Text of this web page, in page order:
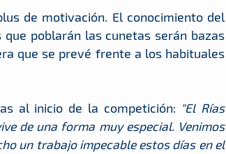
de motivación. El conocimiento del
poblarán las cunetas serán bazas
que se prevé frente a los habituales
al inicio de la competición: "El Rías
de una forma muy especial. Venimos
un trabajo impecable estos días en el